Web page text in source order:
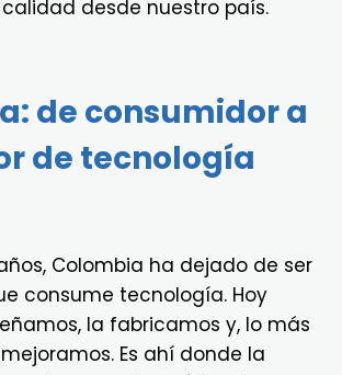
desde nuestro país.
de consumidor a
de tecnología
Colombia ha dejado de ser
consume tecnología. Hoy
la fabricamos y, lo más
Es ahí donde la